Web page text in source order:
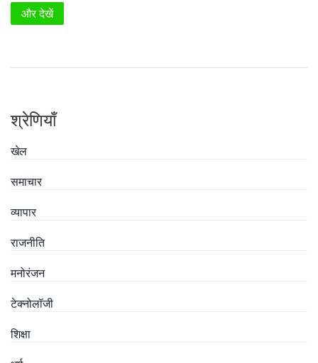
और देखें
श्रेणियाँ
खेल
समाचार
व्यापार
राजनीति
मनोरंजन
टेक्नोलॉजी
शिक्षा